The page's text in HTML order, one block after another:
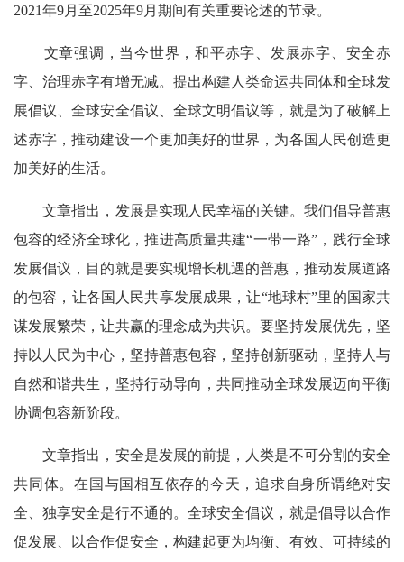
2021年9月至2025年9月期间有关重要论述的节录。
文章强调，当今世界，和平赤字、发展赤字、安全赤
字、治理赤字有增无减。提出构建人类命运共同体和全球发
展倡议、全球安全倡议、全球文明倡议等，就是为了破解上
述赤字，推动建设一个更加美好的世界，为各国人民创造更
加美好的生活。
文章指出，发展是实现人民幸福的关键。我们倡导普惠
包容的经济全球化，推进高质量共建“一带一路”，践行全球
发展倡议，目的就是要实现增长机遇的普惠，推动发展道路
的包容，让各国人民共享发展成果，让“地球村”里的国家共
谋发展繁荣，让共赢的理念成为共识。要坚持发展优先，坚
持以人民为中心，坚持普惠包容，坚持创新驱动，坚持人与
自然和谐共生，坚持行动导向，共同推动全球发展迈向平衡
协调包容新阶段。
文章指出，安全是发展的前提，人类是不可分割的安全
共同体。在国与国相互依存的今天，追求自身所谓绝对安
全、独享安全是行不通的。全球安全倡议，就是倡导以合作
促发展、以合作促安全，构建起更为均衡、有效、可持续的